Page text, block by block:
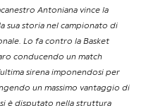
Antoniana vince la
sua storia nel campionato di
Lo fa contro la Basket
conducendo un match
sirena imponendosi per
un massimo vantaggio di
si è disputato nella struttura